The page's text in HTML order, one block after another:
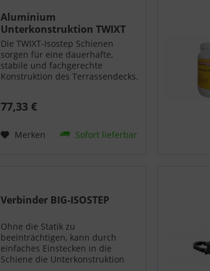
Aluminium
Unterkonstruktion TWIXT
ISO
Die TWIXT-Isostep Schienen
sorgen für eine dauerhafte,
stabile und fachgerechte
Konstruktion des Terrassendecks.
bei der Vorbereitung des
werden. Für...
77,33 €
Merken Sofort lieferbar
Verbinder BIG-ISOSTEP
Ohne die Statik zu
beeinträchtigen, kann durch
einfaches Einstecken in die
Schiene die Unterkonstruktion